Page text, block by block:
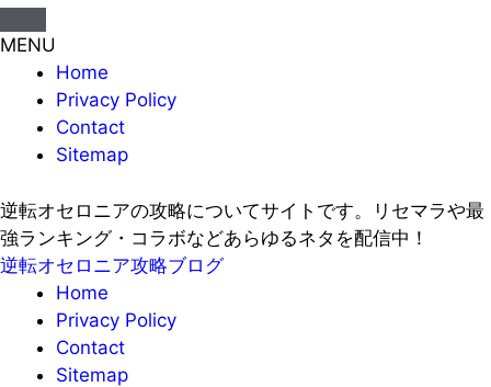
MENU
Home
Privacy Policy
Contact
Sitemap
逆転オセロニアの攻略についてサイトです。リセマラや最
強ランキング・コラボなどあらゆるネタを配信中！
逆転オセロニア攻略ブログ
Home
Privacy Policy
Contact
Sitemap